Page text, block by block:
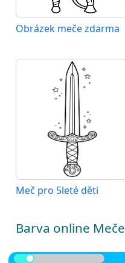
Obrázek meče zdarma
Meč pro 5leté děti
Barva online Meče